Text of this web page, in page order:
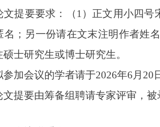
要要求：（1）正文用小四号
名；另一份请在文末注明作者姓
士研究生或博士研究生。
会议的学者请于2026年6月20日
要由筹备组聘请专家评审，被